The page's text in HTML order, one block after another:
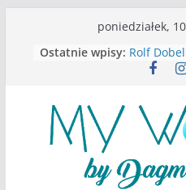
poniedziałek,
Ostatnie wpisy: Rolf
myślenia”
Judith
S.Wynn-